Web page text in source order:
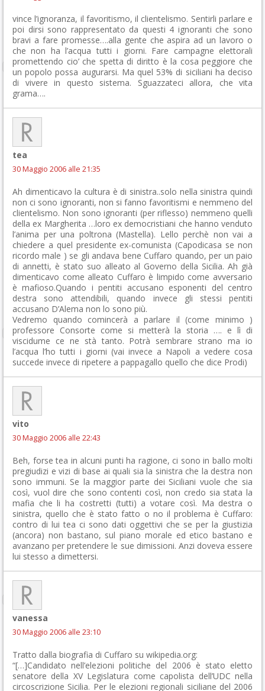
vince l’ignoranza, il favoritismo, il clientelismo. Sentirli parlare e
poi dirsi sono rappresentato da questi 4 ignoranti che sono
bravi a fare promesse….alla gente che aspira ad un lavoro o
che non ha l’acqua tutti i giorni. Fare campagne elettorali
promettendo cio’ che spetta di diritto è la cosa peggiore che
un popolo possa augurarsi. Ma quel 53% di siciliani ha deciso
di vivere in questo sistema. Sguazzateci allora, che vita
grama….
tea
30 Maggio 2006 alle 21:35
Ah dimenticavo la cultura è di sinistra..solo nella sinistra quindi
non ci sono ignoranti, non si fanno favoritismi e nemmeno del
clientelismo. Non sono ignoranti (per riflesso) nemmeno quelli
della ex Margherita …loro ex democristiani che hanno venduto
l’anima per una poltrona (Mastella). Lello perchè non vai a
chiedere a quel presidente ex-comunista (Capodicasa se non
ricordo male ) se gli andava bene Cuffaro quando, per un paio
di annetti, è stato suo alleato al Governo della Sicilia. Ah già
dimenticavo come alleato Cuffaro è limpido come avversario
è mafioso.Quando i pentiti accusano esponenti del centro
destra sono attendibili, quando invece gli stessi pentiti
accusano D’Alema non lo sono più.
Vedremo quando comincerà a parlare il (come minimo )
professore Consorte come si metterà la storia …. e lì di
viscidume ce ne stà tanto. Potrà sembrare strano ma io
l’acqua l’ho tutti i giorni (vai invece a Napoli a vedere cosa
succede invece di ripetere a pappagallo quello che dice Prodi)
vito
30 Maggio 2006 alle 22:43
Beh, forse tea in alcuni punti ha ragione, ci sono in ballo molti
pregiudizi e vizi di base ai quali sia la sinistra che la destra non
sono immuni. Se la maggior parte dei Siciliani vuole che sia
così, vuol dire che sono contenti così, non credo sia stata la
mafia che li ha costretti (tutti) a votare così. Ma destra o
sinistra, quello che è stato fatto o no il problema è Cuffaro:
contro di lui tea ci sono dati oggettivi che se per la giustizia
(ancora) non bastano, sul piano morale ed etico bastano e
avanzano per pretendere le sue dimissioni. Anzi doveva essere
lui stesso a dimettersi.
vanessa
30 Maggio 2006 alle 23:10
Tratto dalla biografia di Cuffaro su wikipedia.org:
“[…]Candidato nell’elezioni politiche del 2006 è stato eletto
senatore della XV Legislatura come capolista dell’UDC nella
circoscrizione Sicilia. Per le elezioni regionali siciliane del 2006